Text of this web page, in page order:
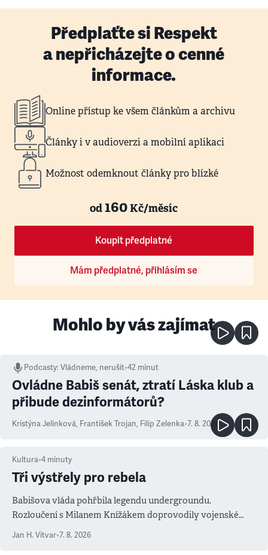
Předplaťte si Respekt
a nepřicházejte o cenné
informace.
Online přístup ke všem článkům a archivu
Články i v audioverzi a mobilní aplikaci
Možnost odemknout články pro blízké
od160Kč/měsíc
Koupit předplatné
Mám předplatné, přihlásím se
Mohlo by vás zajímat
Podcasty:Vládneme, nerušit•42 minut
Ovládne Babiš senát, ztratí Láska klub a
přibude dezinformátorů?
Kristýna Jelínková, František Trojan, Filip Zelenka•7. 8. 2026
Kultura•4 minuty
Tři výstřely pro rebela
Babišova vláda pohřbila legendu undergroundu.
Rozloučení s Milanem Knížákem doprovodily vojenské
salvy i kritika pokrokářů
Jan H. Vitvar•7. 8. 2026